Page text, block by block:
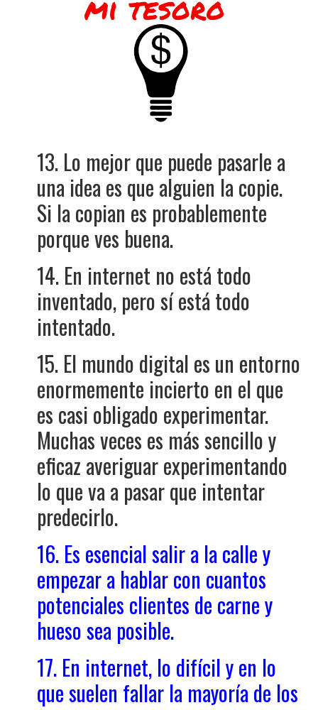
13. Lo mejor que puede pasarle a
una idea es que alguien la copie.
Si la copian es probablemente
porque ves buena.
14. En internet no está todo
inventado, pero sí está todo
intentado.
15. El mundo digital es un entorno
enormemente incierto en el que
es casi obligado experimentar.
Muchas veces es más sencillo y
eficaz averiguar experimentando
lo que va a pasar que intentar
predecirlo.
16. Es esencial salir a la calle y
empezar a hablar con cuantos
potenciales clientes de carne y
hueso sea posible.
17. En internet, lo difícil y en lo
que suelen fallar la mayoría de los